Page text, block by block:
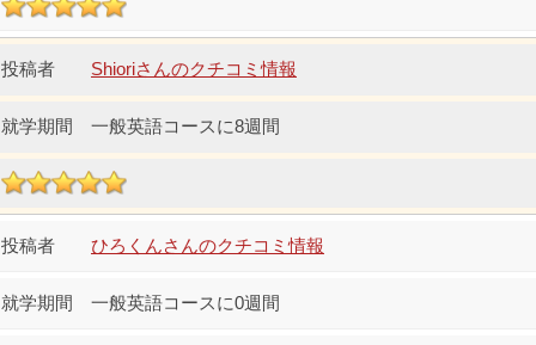
Shioriさんのクチコミ情報
一般英語コースに8週間
ひろくんさんのクチコミ情報
一般英語コースに0週間